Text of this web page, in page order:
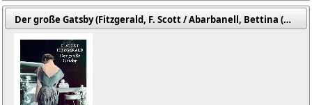
Der große Gatsby (Fitzgerald, F. Scott / Abarbanell, Bettina (Übers.))